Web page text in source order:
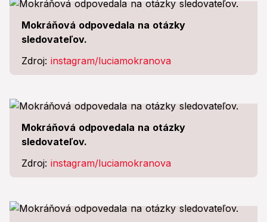
Mokráňová odpovedala na otázky
sledovateľov.
Zdroj: instagram/luciamokranova
Mokráňová odpovedala na otázky
sledovateľov.
Zdroj: instagram/luciamokranova